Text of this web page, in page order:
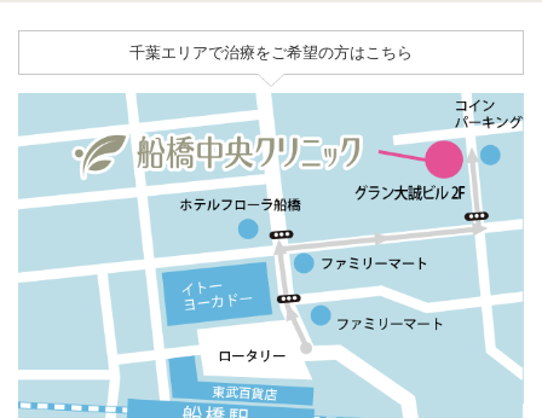
千葉エリアで治療をご希望の方はこちら